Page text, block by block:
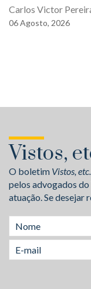
Carlos Victor
06Agosto, 2026
Vistos,
O boletim Vistos, etc.
pelos advogados do
atuação. Se desejar